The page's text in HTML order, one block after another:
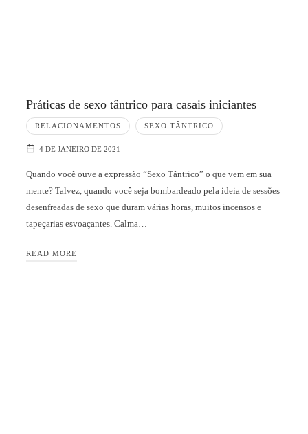
Práticas de sexo tântrico para casais iniciantes
RELACIONAMENTOS SEXO TÂNTRICO
4 DE JANEIRO DE 2021
Quando você ouve a expressão “Sexo Tântrico” o que vem em sua
mente? Talvez, quando você seja bombardeado pela ideia de sessões
desenfreadas de sexo que duram várias horas, muitos incensos e
tapeçarias esvoaçantes. Calma…
READ MORE